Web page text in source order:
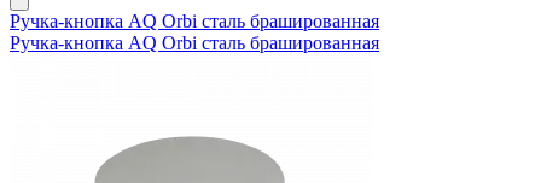
Ручка-кнопка AQ Orbi сталь брашированная
Ручка-кнопка AQ Orbi сталь брашированная